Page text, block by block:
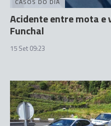
Acidente entre mota
Funchal
15 Set 09:23